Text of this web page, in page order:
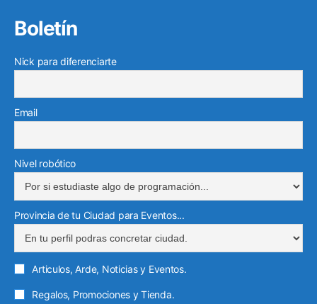
Boletín
Nick para diferenciarte
Email
Nivel robótico
Provincia de tu Ciudad para Eventos...
Articulos, Arde, Noticias y Eventos.
Regalos, Promociones y Tienda.